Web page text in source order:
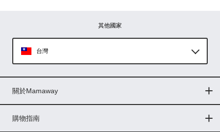
其他國家
台灣
印尼
菲律賓
關於Mamaway
門市據點
最新消息
品牌故事
人力招募
媒體花絮
隱私權聲明
CSR企業社會責任
購物指南